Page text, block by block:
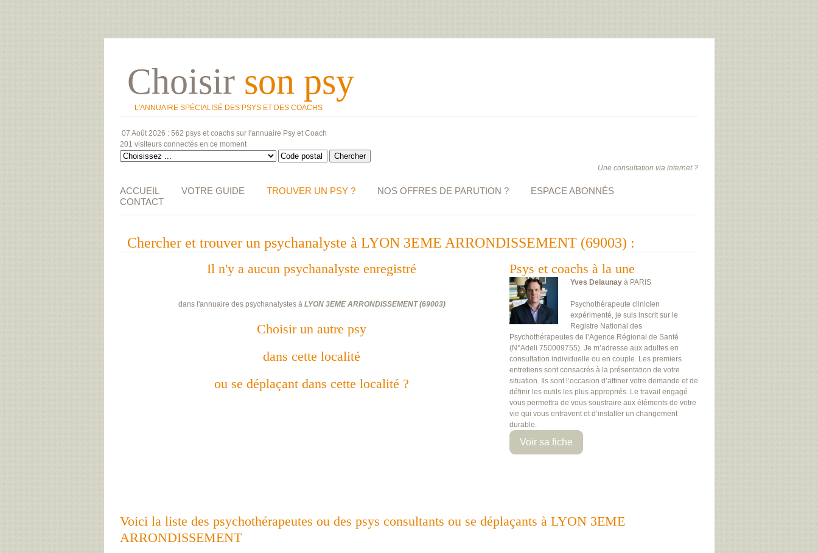
Choisir son psy
L'ANNUAIRE SPÉCIALISÉ DES PSYS ET DES COACHS
07 Août 2026 : 562 psys et coachs sur l'annuaire Psy et Coach
201 visiteurs connectés en ce moment
Une consultation via internet ?
ACCUEIL VOTRE GUIDE TROUVER UN PSY ? NOS OFFRES DE PARUTION ?
ESPACE ABONNÉS
CONTACT
Chercher et trouver un psychanalyste à LYON 3EME ARRONDISSEMENT (69003) :
Il n'y a aucun psychanalyste enregistré
dans l'annuaire des psychanalystes à LYON 3EME ARRONDISSEMENT(69003)
Choisir un autre psy
dans cette localité
ou se déplaçant dans cette localité ?
Psys et coachs à la une
Yves Delaunay à PARIS
Psychothérapeute clinicien
expérimenté, je suis inscrit sur le
Registre National des
Psychothérapeutes de l’Agence Régional de Santé
(N°Adeli 750009755). Je m’adresse aux adultes en
consultation individuelle ou en couple. Les premiers
entretiens sont consacrés à la présentation de votre
situation. Ils sont l’occasion d’affiner votre demande et de
définir les outils les plus appropriés. Le travail engagé
vous permettra de vous soustraire aux éléments de votre
vie qui vous entravent et d’installer un changement
durable.
Voir sa fiche
Voici la liste des psychothérapeutes ou des psys consultants ou se déplaçants à LYON 3EME
ARRONDISSEMENT